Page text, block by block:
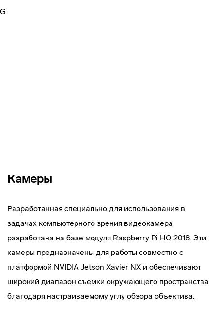
Камеры
Разработанная специально для использования в
задачах компьютерного зрения видеокамера
разработана на базе модуля Raspberry Pi HQ 2018. Эти
камеры предназначены для работы совместно с
платформой NVIDIA Jetson Xavier NX и обеспечивают
широкий диапазон съемки окружающего пространства
благодаря настраиваемому углу обзора объектива.